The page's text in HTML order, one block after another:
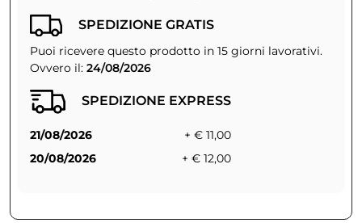
SPEDIZIONE GRATIS
Puoi ricevere questo prodotto in 15 giorni lavorativi.
Ovvero il: 24/08/2026
SPEDIZIONE EXPRESS
21/08/2026
+ € 11,00
20/08/2026
+ € 12,00